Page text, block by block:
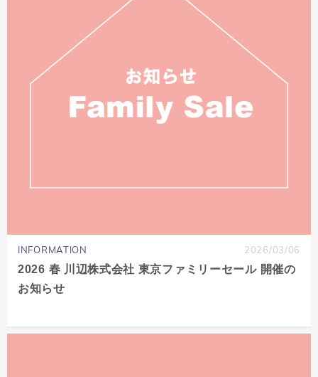
INFORMATION 2026/03/06
2026 春 川辺株式会社 東京ファミリーセール 開催の
お知らせ